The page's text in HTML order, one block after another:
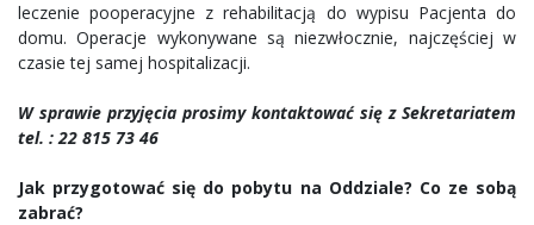
leczenie pooperacyjne z rehabilitacją do wypisu Pacjenta do
domu. Operacje wykonywane są niezwłocznie, najczęściej w
czasie tej samej hospitalizacji.
W sprawie przyjęcia prosimy kontaktować się z Sekretariatem
tel. : 22 815 73 46
Jak przygotować się do pobytu na Oddziale? Co ze sobą
zabrać?